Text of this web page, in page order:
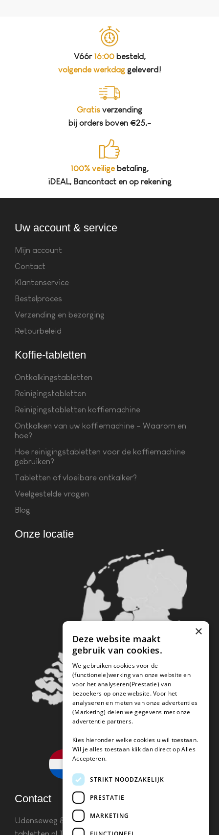
Vóór 16:00besteld,
volgende werkdaggeleverd!
Gratis verzending
bij orders boven €25,-
100% veiligebetaling,
iDEAL, Bancontact en op rekening
Uw account & service
Mijn account
Contact
Klantenservice
Bestelproces
Verzending en bezorging
Retourbeleid
Koffie-tabletten
Ontkalkingstabletten
Reinigingstabletten
Reinigingstabletten koffiemachine
Ontkalken van uw koffiemachine – Waarom en
hoe?
Hoe reinigingstabletten voor de koffiemachine
gebruiken?
Tabletten of vloeibare ontkalker?
Veelgestelde vragen
Blog
Onze locatie
Contact
Udenseweg 8B 5405 PA Udeninfo(@)koffie-
×
Deze website maakt
gebruik van cookies.
We gebruiken cookies voor de
(functionele)werking van onze website en
voor het analyseren(Prestatie) van
bezoekers op onze website. Voor het
analyseren en meten van onze advertenties
(Marketing) delen we gegevens met onze
advertentie partners.
Kies hieronder welke cookies u wil toestaan.
Wil je alles toestaan klik dan direct op Alles
Accepteren.
STRIKT NOODZAKELIJK
PRESTATIE
MARKETING